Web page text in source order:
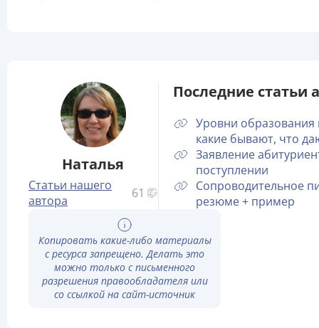
Наталья
Статьи нашего
автора
61
Последние статьи
Уровни образования
какие бывают, что
Заявление
поступлении
Сопроводительное
резюме + пример
Копировать какие-либо материалы
с ресурса запрещено. Делать это
можно только с письменного
разрешения правообладателя или
со ссылкой на сайт-источник